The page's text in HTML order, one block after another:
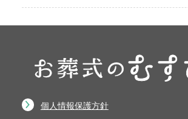
個人情報保護方針